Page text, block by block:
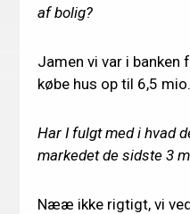
af bolig?
Jamen vi var i banken
købe hus op til 6,5
Har I fulgt med i hvad
markedet de sidste 3
Nææ ikke rigtigt, vi